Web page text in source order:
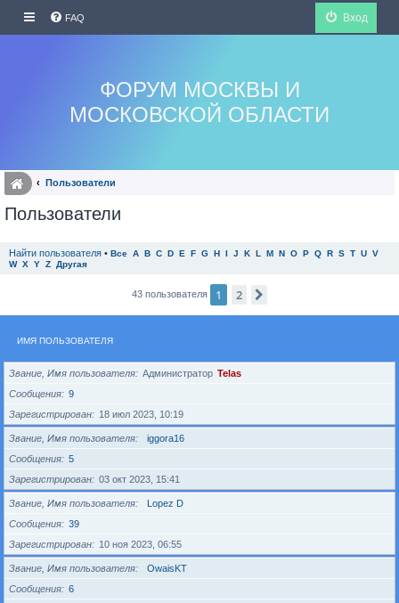
FAQ Вход
ФОРУМ МОСКВЫ И
МОСКОВСКОЙ ОБЛАСТИ
Пользователи
Пользователи
Найти пользователя • Все A B C D E F G H I J K L M N O P Q R S T U V
W X Y Z Другая
43 пользователя 1 2
ИМЯ ПОЛЬЗОВАТЕЛЯ
Звание, Имя пользователя Администратор Telas
Сообщения
9
Зарегистрирован
18 июл 2023, 10:19
Звание, Имя пользователя
iggora16
Сообщения
5
Зарегистрирован
03 окт 2023, 15:41
Звание, Имя пользователя
Lopez D
Сообщения
39
Зарегистрирован
10 ноя 2023, 06:55
Звание, Имя пользователя
OwaisKT
Сообщения
6